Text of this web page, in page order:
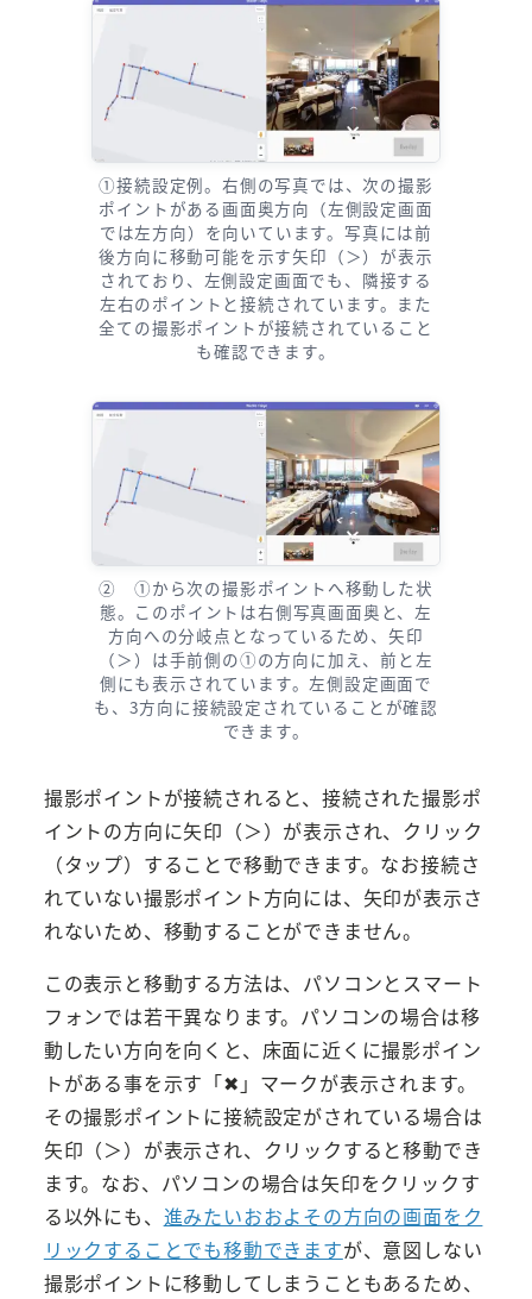
①接続設定例。右側の写真では、次の撮影
ポイントがある画面奥方向（左側設定画面
では左方向）を向いています。写真には前
後方向に移動可能を示す矢印（＞）が表示
されており、左側設定画面でも、隣接する
左右のポイントと接続されています。また
全ての撮影ポイントが接続されていること
も確認できます。
② ①から次の撮影ポイントへ移動した状
態。このポイントは右側写真画面奥と、左
方向への分岐点となっているため、矢印
（＞）は手前側の①の方向に加え、前と左
側にも表示されています。左側設定画面で
も、3方向に接続設定されていることが確認
できます。
撮影ポイントが接続されると、接続された撮影ポ
イントの方向に矢印（＞）が表示され、クリック
（タップ）することで移動できます。なお接続さ
れていない撮影ポイント方向には、矢印が表示さ
れないため、移動することができません。
この表示と移動する方法は、パソコンとスマート
フォンでは若干異なります。パソコンの場合は移
動したい方向を向くと、床面に近くに撮影ポイン
トがある事を示す「✖」マークが表示されます。
その撮影ポイントに接続設定がされている場合は
矢印（＞）が表示され、クリックすると移動でき
ます。なお、パソコンの場合は矢印をクリックす
る以外にも、 進みたいおおよその方向の画面をク
リックすることでも移動できますが、意図しない
撮影ポイントに移動してしまうこともあるため、